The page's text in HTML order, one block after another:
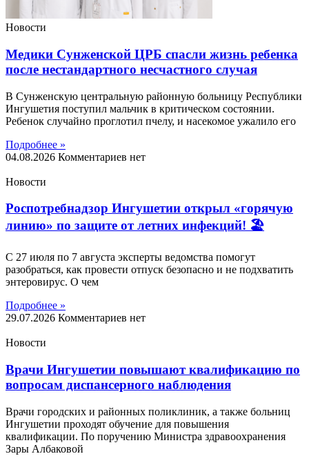
Новости
Медики Сунженской ЦРБ спасли жизнь ребенка
после нестандартного несчастного случая
В Сунженскую центральную районную больницу Республики
Ингушетия поступил мальчик в критическом состоянии.
Ребенок случайно проглотил пчелу, и насекомое ужалило его
Подробнее »
04.08.2026 Комментариев нет
Новости
Роспотребнадзор Ингушетии открыл «горячую
линию» по защите от летних инфекций! 🏖
С 27 июля по 7 августа эксперты ведомства помогут
разобраться, как провести отпуск безопасно и не подхватить
энтеровирус. О чем
Подробнее »
29.07.2026 Комментариев нет
Новости
Врачи Ингушетии повышают квалификацию по
вопросам диспансерного наблюдения
Врачи городских и районных поликлиник, а также больниц
Ингушетии проходят обучение для повышения
квалификации. По поручению Министра здравоохранения
Зары Албаковой